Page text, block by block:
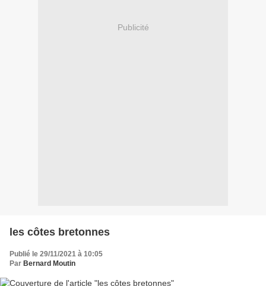
Publicité
les côtes bretonnes
Publié le 29/11/2021 à 10:05
Par Bernard Moutin